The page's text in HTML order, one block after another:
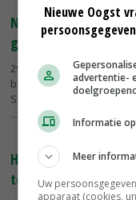
Nog geen
getroffen
29-08-2025
- Nederland
blauwtonguitbraken. De
Spanje is aanzienlijk
Herinvoering
tegengehouden in
Nieuwe Oogst
advertentie-
Informatie
Meer
Uw
apparaat (cookies,